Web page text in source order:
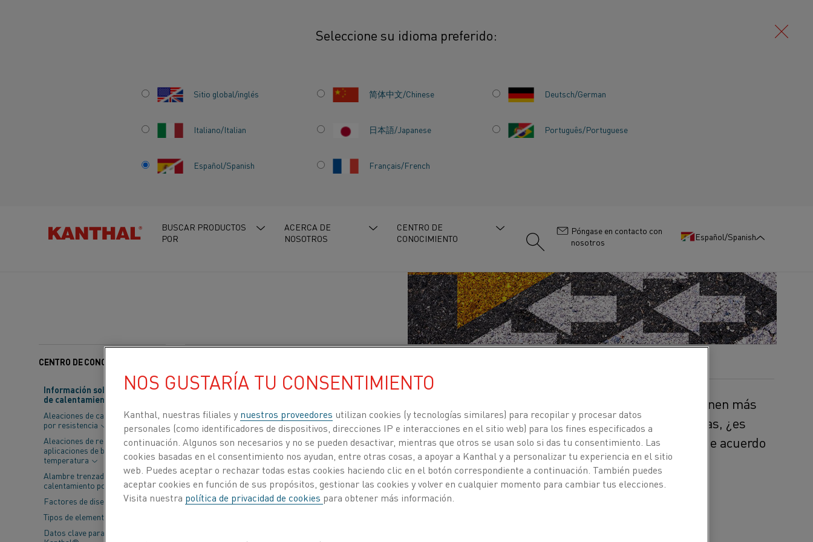
Seleccione su idioma preferido:
Sitio global/inglés 简体中文/Chinese Deutsch/German
Italiano/Italian 日本語/Japanese Português/Portuguese
Español/Spanish Français/French
BUSCAR PRODUCTOS
POR
ACERCA DE
NOSOTROS
CENTRO DE
CONOCIMIENTO
:
Póngase en contacto con
nosotros
Español/Spanish
Historias que inspiran El camino de la innovación hacia el éxito
EL CAMINO DE LA
INNOVACIÓN HACIA EL
ÉXITO
CENTRO DE CONOCIMIENTO
Información sobre material
de calentamiento
Aleaciones de calentamiento
por resistencia
Aleaciones de resistencia para
aplicaciones de baja
temperatura
Alambre trenzado de
calentamiento por resistencia
Factores de diseño
Tipos de elementos
Datos clave para elementos
A menudo se dice que la suerte favorece a los valientes, que las personas que arriesgan tienen más
probabilidades de éxito que las cautelosas. Cuando se trata de invertir en nuevas tecnologías, ¿es
cierta esta máxima? Si bien no hay una respuesta simple, los líderes empresariales están de acuerdo
en que buscar nuevas oportunidades es vital para el éxito.
Aunque los eventos globales como la pandemia plantean innumerables desafíos económicos,
también pueden acelerar la adopción de nuevas tecnologías: basta con mirar la aceptación de los
NOS GUSTARÍA TU CONSENTIMIENTO
Kanthal, nuestras filiales y nuestros proveedores utilizan cookies (y tecnologías similares) para recopilar y procesar datos
personales (como identificadores de dispositivos, direcciones IP e interacciones en el sitio web) para los fines especificados a
continuación. Algunos son necesarios y no se pueden desactivar, mientras que otros se usan solo si das tu consentimiento. Las
cookies basadas en el consentimiento nos ayudan, entre otras cosas, a apoyar a Kanthal y a personalizar tu experiencia en el sitio
web. Puedes aceptar o rechazar todas estas cookies haciendo clic en el botón correspondiente a continuación. También puedes
aceptar cookies en función de sus propósitos, gestionar las cookies y volver en cualquier momento para cambiar tus elecciones.
Visita nuestra política de privacidad de cookies para obtener más información.